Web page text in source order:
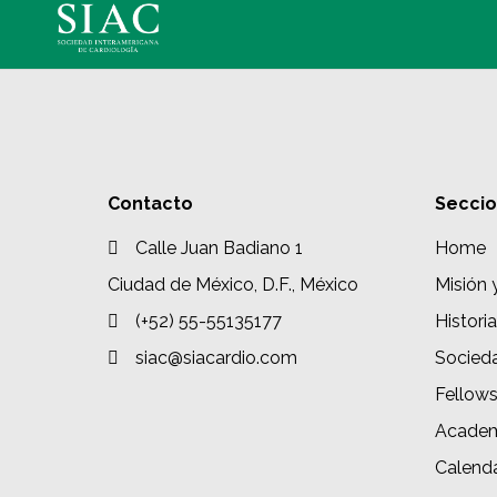
Contacto
Calle Juan Badiano 1
Ciudad de México, D.F., México
(+52) 55-55135177
siac@siacardio.com
Home
Misión
Historia
Fellows